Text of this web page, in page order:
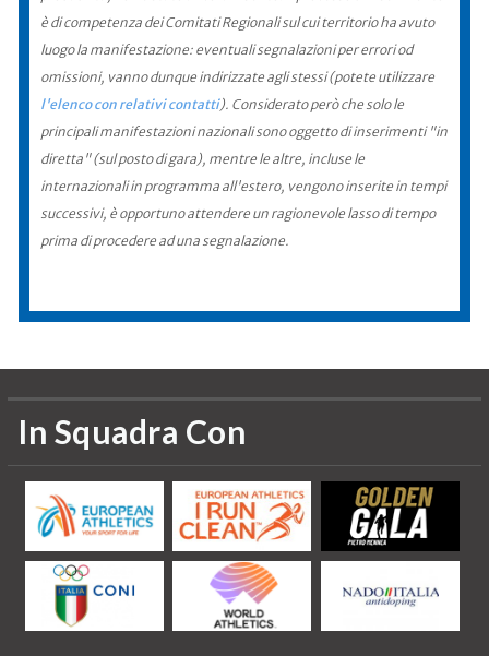
è di competenza dei Comitati Regionali sul cui territorio ha avuto
luogo la manifestazione: eventuali segnalazioni per errori od
omissioni, vanno dunque indirizzate agli stessi (potete utilizzare
l'elenco con relativi contatti). Considerato però che solo le
principali manifestazioni nazionali sono oggetto di inserimenti "in
diretta" (sul posto di gara), mentre le altre, incluse le
internazionali in programma all'estero, vengono inserite in tempi
successivi, è opportuno attendere un ragionevole lasso di tempo
prima di procedere ad una segnalazione.
In Squadra Con